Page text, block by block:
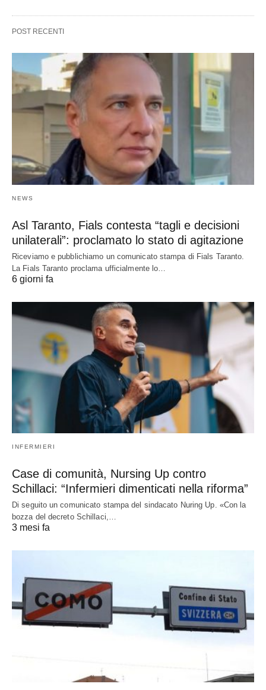
POST RECENTI
NEWS
Asl Taranto, Fials contesta “tagli e decisioni
unilaterali”: proclamato lo stato di agitazione
Riceviamo e pubblichiamo un comunicato stampa di Fials Taranto.
La Fials Taranto proclama ufficialmente lo…
6 giorni fa
INFERMIERI
Case di comunità, Nursing Up contro
Schillaci: “Infermieri dimenticati nella riforma”
Di seguito un comunicato stampa del sindacato Nuring Up. «Con la
bozza del decreto Schillaci,…
3 mesi fa